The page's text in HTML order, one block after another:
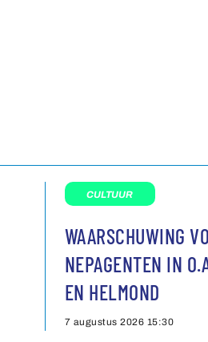
CULTUUR
WAARSCHUWING
NEPAGENTEN IN
EN HELMOND
7 augustus 2026 15:30